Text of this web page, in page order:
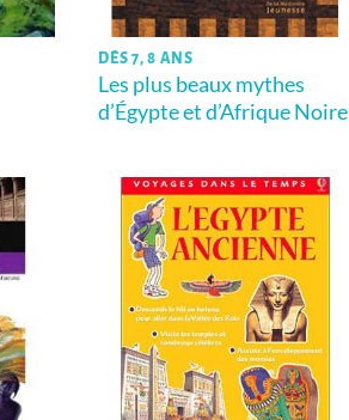
DÈS 7, 8 ANS
Les plus beaux mythes
d’Égypte et d’Afrique Noire